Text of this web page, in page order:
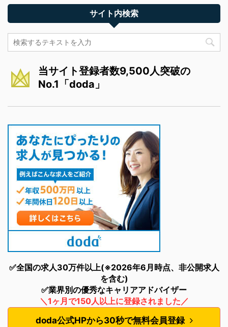
サイト内検索
当サイト登録者数9,500人突破の
No.1「doda」
✅全国の求人30万件以上(※2026年6月時点、非公開求人
を含む)
✅業界別の優秀なキャリアアドバイザー
＼1ヶ月で150人以上に登録されました／
doda公式HPから30秒で無料会員登録